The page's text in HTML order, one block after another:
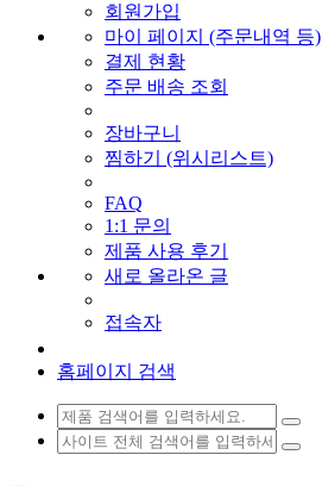
회원가입
마이 페이지 (주문내역 등)
결제 현황
주문 배송 조회
장바구니
찜하기 (위시리스트)
FAQ
1:1 문의
제품 사용 후기
새로 올라온 글
접속자
홈페이지 검색